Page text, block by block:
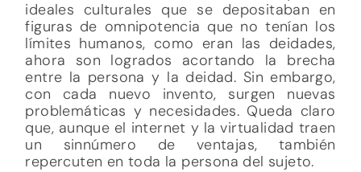
ideales culturales que se depositaban en
figuras de omnipotencia que no tenían los
límites humanos, como eran las deidades,
ahora son logrados acortando la brecha
entre la persona y la deidad. Sin embargo,
con cada nuevo invento, surgen nuevas
problemáticas y necesidades. Queda claro
que, aunque el internet y la virtualidad traen
un sinnúmero de ventajas, también
repercuten en toda la persona del sujeto.